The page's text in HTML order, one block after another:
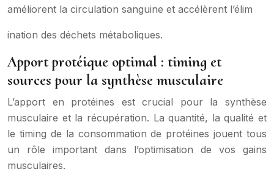
améliorent la circulation sanguine et accélèrent l’élim
ination des déchets métaboliques.
Apport protéique optimal : timing et
sources pour la synthèse musculaire
L’apport en protéines est crucial pour la synthèse
musculaire et la récupération. La quantité, la qualité et
le timing de la consommation de protéines jouent tous
un rôle important dans l’optimisation de vos gains
musculaires.